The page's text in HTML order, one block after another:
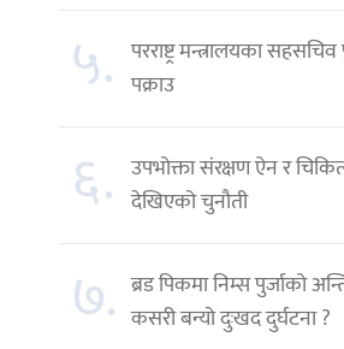
५. परराष्ट्र मन्त्रालयका सहसचिव
पक्राउ
६. उपभोक्ता संरक्षण ऐन र
देखिएको चुनौती
७. ब्रड पिकमा निम्स पुर्जाको
कसरी बन्यो दुःखद दुर्घटना ?